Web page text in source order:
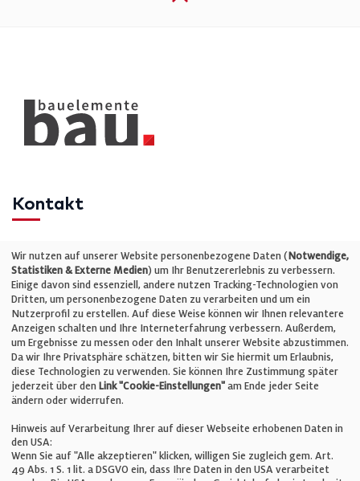
Kontakt
Telefon: +49 (0)711 2585563-0
E-Mail:info@bauelemente-bau.eu
Unternehmen
Impressum
Cookie-Einstellungen
Wir nutzen auf unserer Website personenbezogene Daten (Notwendige,
Statistiken & Externe Medien) um Ihr Benutzererlebnis zu verbessern.
Einige davon sind essenziell, andere nutzen Tracking-Technologien von
Dritten, um personenbezogene Daten zu verarbeiten und um ein
Nutzerprofil zu erstellen. Auf diese Weise können wir Ihnen relevantere
Anzeigen schalten und Ihre Interneterfahrung verbessern. Außerdem,
um Ergebnisse zu messen oder den Inhalt unserer Website abzustimmen.
Da wir Ihre Privatsphäre schätzen, bitten wir Sie hiermit um Erlaubnis,
diese Technologien zu verwenden. Sie können Ihre Zustimmung später
jederzeit über den Link "Cookie-Einstellungen" am Ende jeder Seite
ändern oder widerrufen.
Hinweis auf Verarbeitung Ihrer auf dieser Webseite erhobenen Daten in
den USA:
Wenn Sie auf "Alle akzeptieren" klicken, willigen Sie zugleich gem. Art.
49 Abs. 1 S. 1 lit. a DSGVO ein, dass Ihre Daten in den USA verarbeitet